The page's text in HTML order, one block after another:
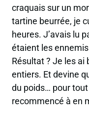
craquais sur un
tartine beurrée, je
heures. J’avais lu
étaient les
Résultat ? Je les
entiers. Et devine
du poids… pour tout
recommencé à en